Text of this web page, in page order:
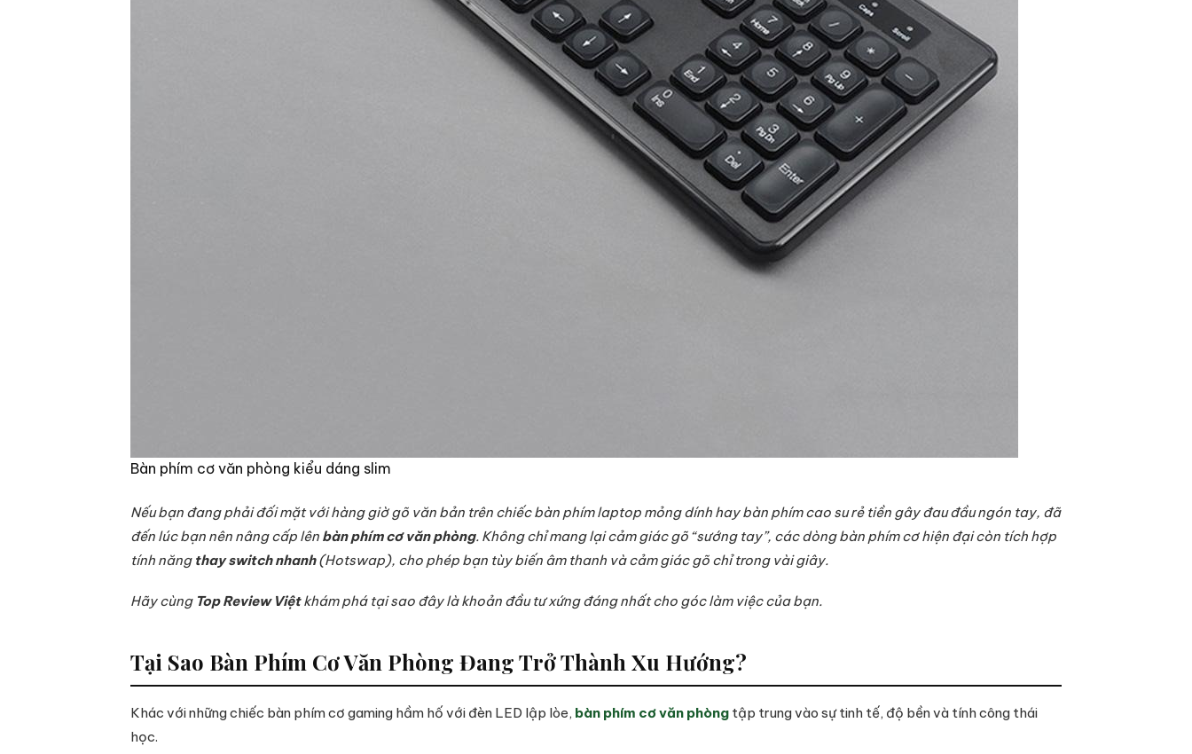
Bàn phím cơ văn phòng kiểu dáng slim
Nếu bạn đang phải đối mặt với hàng giờ gõ văn bản trên chiếc bàn phím laptop mỏng dính hay bàn phím cao su rẻ tiền gây đau đầu ngón tay, đã
đến lúc bạn nên nâng cấp lên bàn phím cơ văn phòng. Không chỉ mang lại cảm giác gõ “sướng tay”, các dòng bàn phím cơ hiện đại còn tích hợp
tính năng thay switch nhanh(Hotswap), cho phép bạn tùy biến âm thanh và cảm giác gõ chỉ trong vài giây.
Hãy cùng Top Review Việtkhám phá tại sao đây là khoản đầu tư xứng đáng nhất cho góc làm việc của bạn.
Tại Sao Bàn Phím Cơ Văn Phòng Đang Trở Thành Xu Hướng?
Khác với những chiếc bàn phím cơ gaming hầm hố với đèn LED lập lòe, bàn phím cơ văn phòng tập trung vào sự tinh tế, độ bền và tính công thái
học.